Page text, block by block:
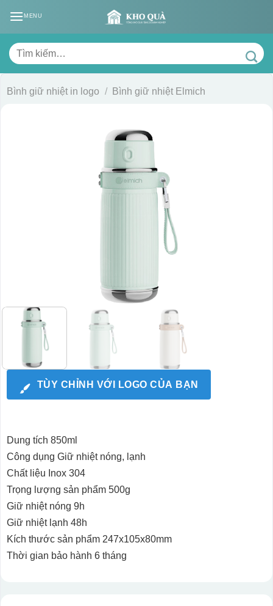
MENU
Tìm
kiếm:
Bình giữ nhiệt in logo / Bình giữ nhiệt Elmich
TÙY CHỈNH VỚI LOGO CỦA BẠN
Dung tích 850ml
Công dụng Giữ nhiệt nóng, lạnh
Chất liệu Inox 304
Trọng lượng sản phẩm 500g
Giữ nhiệt nóng 9h
Giữ nhiệt lạnh 48h
Kích thước sản phẩm 247x105x80mm
Thời gian bảo hành 6 tháng